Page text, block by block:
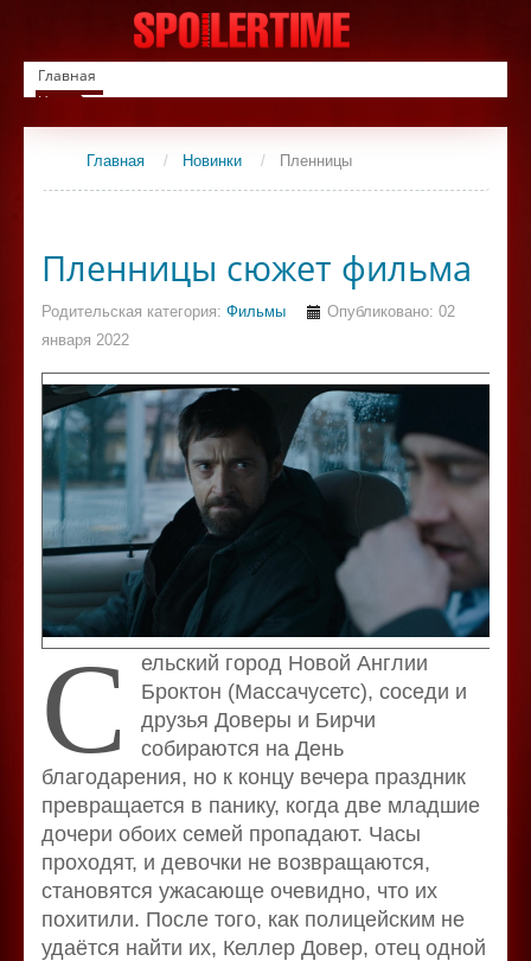
Главная
Новинки
Список фильмов
СериалыГлавная / Новинки / Пленницы
Пленницы сюжет фильма
Родительская категория: Фильмы
Опубликовано: 02
января 2022
С ельский город Новой Англии
Броктон (Массачусетс), соседи и
друзья Доверы и Бирчи
собираются на День
благодарения, но к концу вечера праздник
превращается в панику, когда две младшие
дочери обоих семей пропадают. Часы
проходят, и девочки не возвращаются,
становятся ужасающе очевидно, что их
похитили. После того, как полицейским не
удаётся найти их, Келлер Довер, отец одной